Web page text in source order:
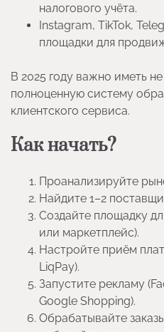
налогового учёта.
Instagram, TikTok,
площадки для
В 2025 году важно иметь
полноценную систему
клиентского сервиса.
Как начать?
Проанализируйте
Найдите 1–2
Создайте площадку
или маркетплейс).
Настройте приём
LiqPay).
Запустите рекламу
Google Shopping).
Обрабатывайте